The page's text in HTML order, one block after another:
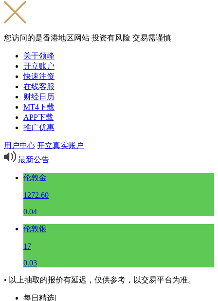
您访问的是香港地区网站 投资有风险 交易需谨慎
关于领峰
开立账户
快速注资
在线客服
财经日历
MT4下载
APP下载
推广优惠
用户中心 开立真实账户
最新公告
伦敦金
1272.60
0.04
伦敦银
17
0.03
• 以上抽取的报价有延迟，仅供参考，以交易平台为准。
每日精选|